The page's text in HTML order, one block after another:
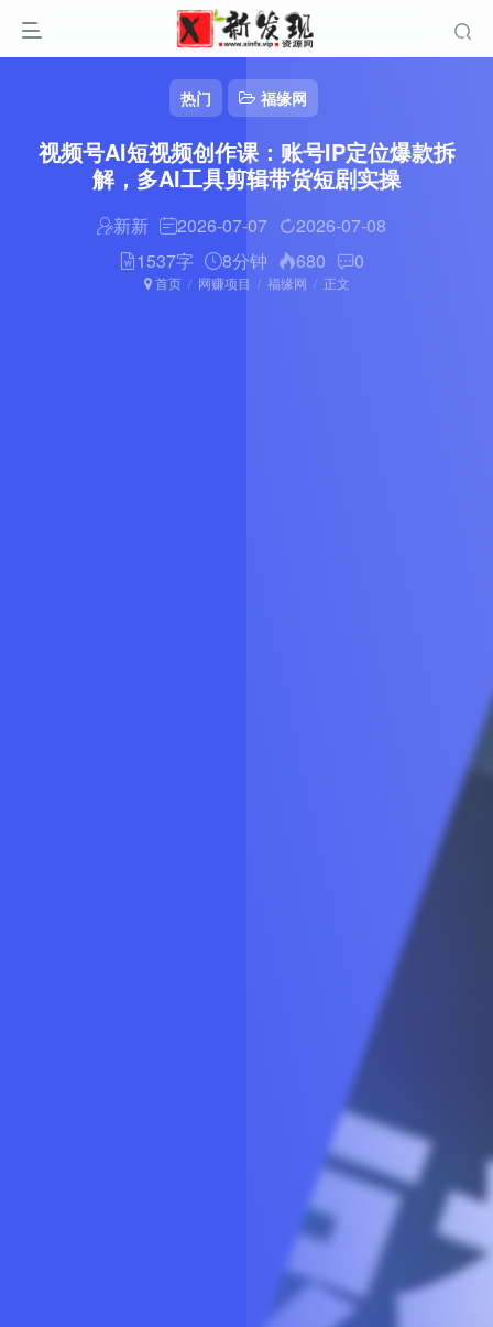
热门 福缘网
视频号AI短视频创作课：账号IP定位爆款拆
解，多AI工具剪辑带货短剧实操
新新 2026-07-07
2026-07-08
1537字
8分钟 680 0
首页 网赚项目 福缘网 正文